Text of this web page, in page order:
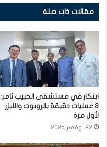
مقالات ذات صلة
ابتكار في مستشفى الحبيب ثامر:
3 عمليات دقيقة بالروبوت والليزر
لأول مرة
22 نوفمبر 2025